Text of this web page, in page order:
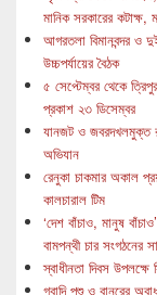
মানিক সরকারের
আগরতলা বিমানবন্দর ও
উচ্চপর্যায়ের বৈঠক
৫ সেপ্টেম্বর থেকে
প্রকাশ ২৩ ডিসেম্বর
যানজট ও জবরদখলমুক্ত
অভিযান
রেনুকা চাকমার অকাল
কালচারাল টিম
‘দেশ বাঁচাও, মানুষ
বামপন্থী চার সংগঠনের
স্বাধীনতা দিবস
গবাদি পশু ও বানরের